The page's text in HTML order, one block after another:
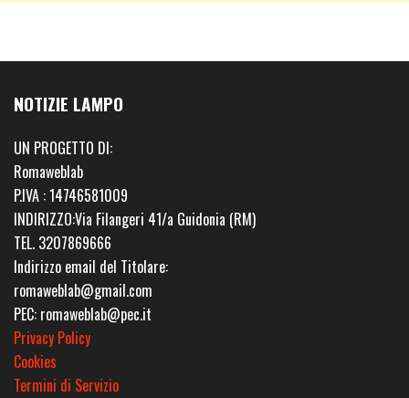
NOTIZIE LAMPO
UN PROGETTO DI:
Romaweblab
P.IVA : 14746581009
INDIRIZZO:Via Filangeri 41/a Guidonia (RM)
TEL. 3207869666
Indirizzo email del Titolare:
romaweblab@gmail.com
PEC: romaweblab@pec.it
Privacy Policy
Cookies
Termini di Servizio